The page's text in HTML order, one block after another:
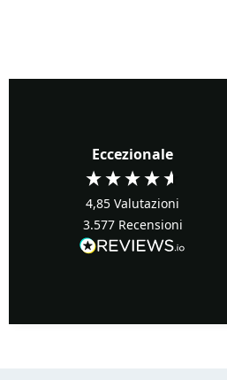
Eccezionale
4,85 Valutazioni
3.577 Recensioni
Verified Customer
Precisi ...buoni prezzi